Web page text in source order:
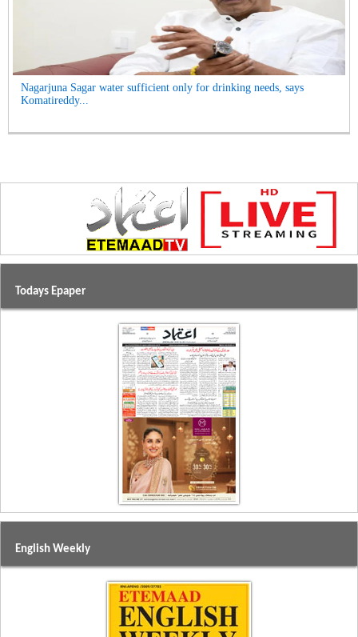
Nagarjuna Sagar water sufficient only for drinking needs, says
Komatireddy...
Todays Epaper
English Weekly